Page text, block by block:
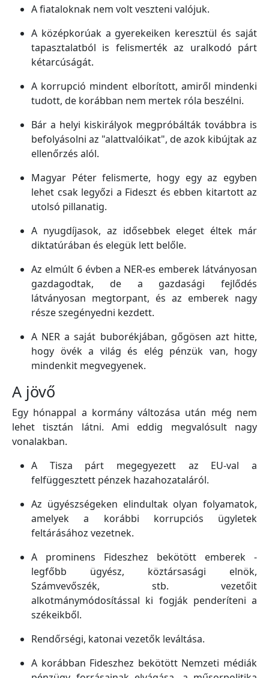
A fiataloknak nem volt veszteni valójuk.
A középkorúak a gyerekeiken keresztül és saját
tapasztalatból is felismerték az uralkodó párt
kétarcúságát.
A korrupció mindent elborított, amiről mindenki
tudott, de korábban nem mertek róla beszélni.
Bár a helyi kiskirályok megpróbálták továbbra is
befolyásolni az "alattvalóikat", de azok kibújtak az
ellenőrzés alól.
Magyar Péter felismerte, hogy egy az egyben
lehet csak legyőzi a Fideszt és ebben kitartott az
utolsó pillanatig.
A nyugdíjasok, az idősebbek eleget éltek már
diktatúrában és elegük lett belőle.
Az elmúlt 6 évben a NER-es emberek látványosan
gazdagodtak, de a gazdasági fejlődés
látványosan megtorpant, és az emberek nagy
része szegényedni kezdett.
A NER a saját buborékjában, gőgösen azt hitte,
hogy övék a világ és elég pénzük van, hogy
mindenkit megvegyenek.
A jövő
Egy hónappal a kormány változása után még nem
lehet tisztán látni. Ami eddig megvalósult nagy
vonalakban.
A Tisza párt megegyezett az EU-val a
felfüggesztett pénzek hazahozataláról.
Az ügyészségeken elindultak olyan folyamatok,
amelyek a korábbi korrupciós ügyletek
feltárásához vezetnek.
A prominens Fideszhez bekötött emberek -
legfőbb ügyész, köztársasági elnök,
Számvevőszék, stb. vezetőit
alkotmánymódosítással ki fogják penderíteni a
székeikből.
Rendőrségi, katonai vezetők leváltása.
A korábban Fideszhez bekötött Nemzeti médiák